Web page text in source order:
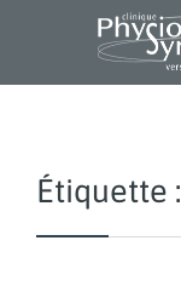
Étiquette :